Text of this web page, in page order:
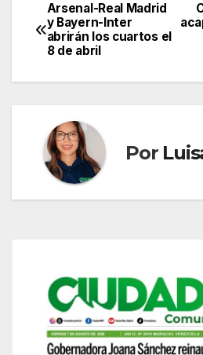
Navegación
de
entradas
Arsenal-Real Madrid
y Bayern-Inter
abrirán los cuartos el
8 de abril
Por